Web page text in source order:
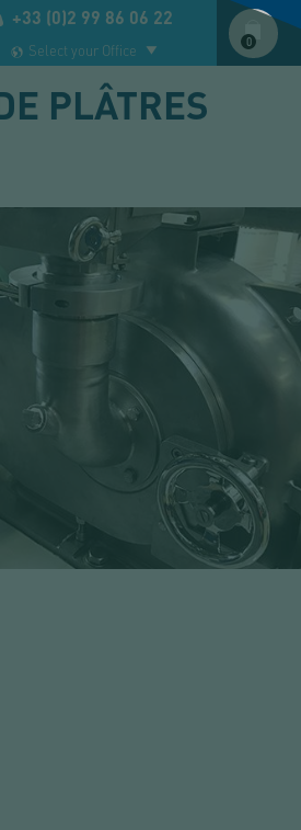
+33 (0)2 99 86 06 22
Select your Office 0
PLÂTRES